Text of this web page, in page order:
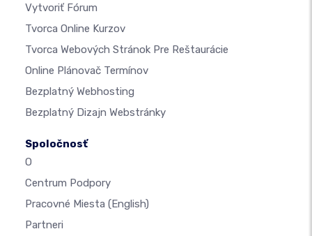
Vytvoriť Fórum
Tvorca Online Kurzov
Tvorca Webových Stránok Pre Reštaurácie
Online Plánovač Termínov
Bezplatný Webhosting
Bezplatný Dizajn Webstránky
Spoločnosť
O
Centrum Podpory
Pracovné Miesta (English)
Partneri